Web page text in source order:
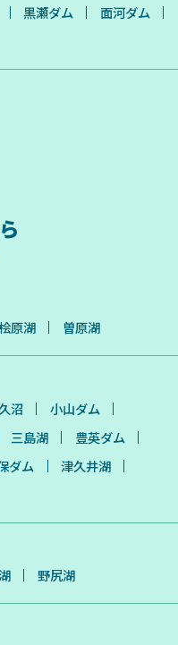
黒瀬ダム
面河ダム
原湖 曽原湖
沼
小山ダム
三島湖
豊英ダム
ダム
津久井湖
野尻湖